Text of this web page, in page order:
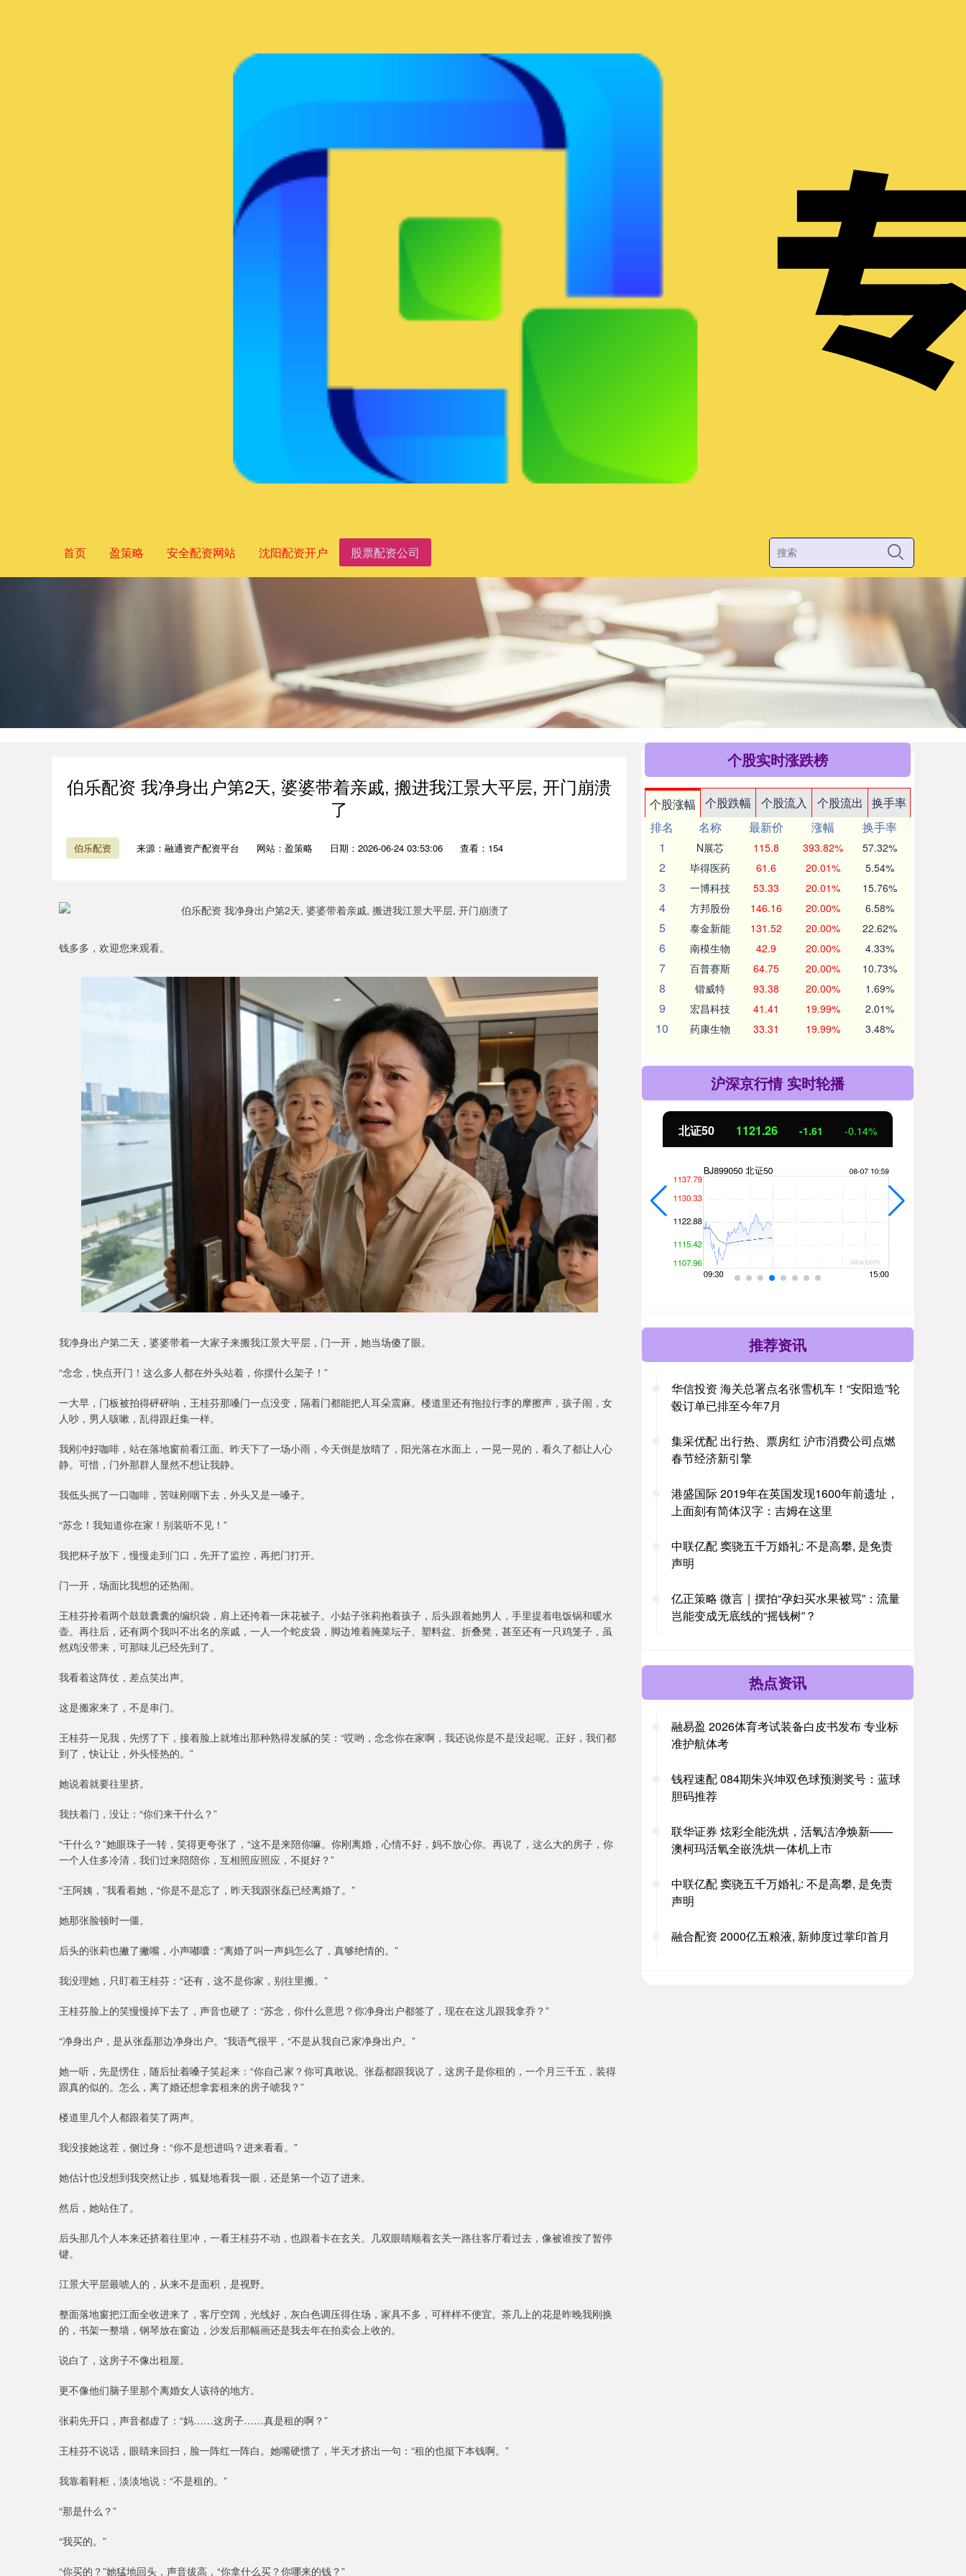
首页 盈策略 安全配资网站 沈阳配资开户 股票配资公司
伯乐配资 我净身出户第2天, 婆婆带着亲戚, 搬进我江景大平层, 开门崩溃
了
伯乐配资 来源：融通资产配资平台 网站：盈策略 日期：2026-06-24 03:53:06 查看：154
钱多多，欢迎您来观看。
我净身出户第二天，婆婆带着一大家子来搬我江景大平层，门一开，她当场傻了眼。
“念念，快点开门！这么多人都在外头站着，你摆什么架子！”
一大早，门板被拍得砰砰响，王桂芬那嗓门一点没变，隔着门都能把人耳朵震麻。楼道里还有拖拉行李的摩擦声，孩子闹，女
人吵，男人咳嗽，乱得跟赶集一样。
我刚冲好咖啡，站在落地窗前看江面。昨天下了一场小雨，今天倒是放晴了，阳光落在水面上，一晃一晃的，看久了都让人心
静。可惜，门外那群人显然不想让我静。
我低头抿了一口咖啡，苦味刚咽下去，外头又是一嗓子。
“苏念！我知道你在家！别装听不见！”
我把杯子放下，慢慢走到门口，先开了监控，再把门打开。
门一开，场面比我想的还热闹。
王桂芬拎着两个鼓鼓囊囊的编织袋，肩上还挎着一床花被子。小姑子张莉抱着孩子，后头跟着她男人，手里提着电饭锅和暖水
壶。再往后，还有两个我叫不出名的亲戚，一人一个蛇皮袋，脚边堆着腌菜坛子、塑料盆、折叠凳，甚至还有一只鸡笼子，虽
然鸡没带来，可那味儿已经先到了。
我看着这阵仗，差点笑出声。
这是搬家来了，不是串门。
王桂芬一见我，先愣了下，接着脸上就堆出那种熟得发腻的笑：“哎哟，念念你在家啊，我还说你是不是没起呢。正好，我们都
到了，快让让，外头怪热的。”
她说着就要往里挤。
我扶着门，没让：“你们来干什么？”
“干什么？”她眼珠子一转，笑得更夸张了，“这不是来陪你嘛。你刚离婚，心情不好，妈不放心你。再说了，这么大的房子，你
一个人住多冷清，我们过来陪陪你，互相照应照应，不挺好？”
“王阿姨，”我看着她，“你是不是忘了，昨天我跟张磊已经离婚了。”
她那张脸顿时一僵。
后头的张莉也撇了撇嘴，小声嘟囔：“离婚了叫一声妈怎么了，真够绝情的。”
我没理她，只盯着王桂芬：“还有，这不是你家，别往里搬。”
王桂芬脸上的笑慢慢掉下去了，声音也硬了：“苏念，你什么意思？你净身出户都签了，现在在这儿跟我拿乔？”
“净身出户，是从张磊那边净身出户。”我语气很平，“不是从我自己家净身出户。”
她一听，先是愣住，随后扯着嗓子笑起来：“你自己家？你可真敢说。张磊都跟我说了，这房子是你租的，一个月三千五，装得
跟真的似的。怎么，离了婚还想拿套租来的房子唬我？”
楼道里几个人都跟着笑了两声。
我没接她这茬，侧过身：“你不是想进吗？进来看看。”
她估计也没想到我突然让步，狐疑地看我一眼，还是第一个迈了进来。
然后，她站住了。
后头那几个人本来还挤着往里冲，一看王桂芬不动，也跟着卡在玄关。几双眼睛顺着玄关一路往客厅看过去，像被谁按了暂停
键。
江景大平层最唬人的，从来不是面积，是视野。
整面落地窗把江面全收进来了，客厅空阔，光线好，灰白色调压得住场，家具不多，可样样不便宜。茶几上的花是昨晚我刚换
的，书架一整墙，钢琴放在窗边，沙发后那幅画还是我去年在拍卖会上收的。
说白了，这房子不像出租屋。
更不像他们脑子里那个离婚女人该待的地方。
张莉先开口，声音都虚了：“妈……这房子……真是租的啊？”
王桂芬不说话，眼睛来回扫，脸一阵红一阵白。她嘴硬惯了，半天才挤出一句：“租的也挺下本钱啊。”
我靠着鞋柜，淡淡地说：“不是租的。”
“那是什么？”
“我买的。”
“你买的？”她猛地回头，声音拔高，“你拿什么买？你哪来的钱？”
个股实时涨跌榜
个股涨幅 个股跌幅 个股流入 个股流出
换手率
排名
名称 最新价 涨幅
换手率
1
N展芯 115.8 393.82% 57.32%
2 毕得医药 61.6 20.01% 5.54%
3 一博科技 53.33 20.01% 15.76%
4 方邦股份 146.16 20.00% 6.58%
5 泰金新能 131.52 20.00% 22.62%
6 南模生物 42.9 20.00% 4.33%
7 百普赛斯 64.75 20.00% 10.73%
8 锴威特 93.38 20.00% 1.69%
9 宏昌科技 41.41 19.99% 2.01%
10 药康生物 33.31 19.99% 3.48%
沪深京行情 实时轮播
深证成指 146.08 1.04% 沪深300 4684.50 33.19 0.71% 北证50 1121.26 -1.61 -0.14%
推荐资讯
华信投资 海关总署点名张雪机车！“安阳造”轮
毂订单已排至今年7月
集采优配 出行热、票房红 沪市消费公司点燃
春节经济新引擎
港盛国际 2019年在英国发现1600年前遗址，
上面刻有简体汉字：吉姆在这里
中联亿配 窦骁五千万婚礼: 不是高攀, 是免责
声明
亿正策略 微言｜摆拍“孕妇买水果被骂”：流量
岂能变成无底线的“摇钱树”？
热点资讯
融易盈 2026体育考试装备白皮书发布 专业标
准护航体考
钱程速配 084期朱兴坤双色球预测奖号：蓝球
胆码推荐
联华证券 炫彩全能洗烘，活氧洁净焕新——
澳柯玛活氧全嵌洗烘一体机上市
中联亿配 窦骁五千万婚礼: 不是高攀, 是免责
声明
融合配资 2000亿五粮液, 新帅度过掌印首月